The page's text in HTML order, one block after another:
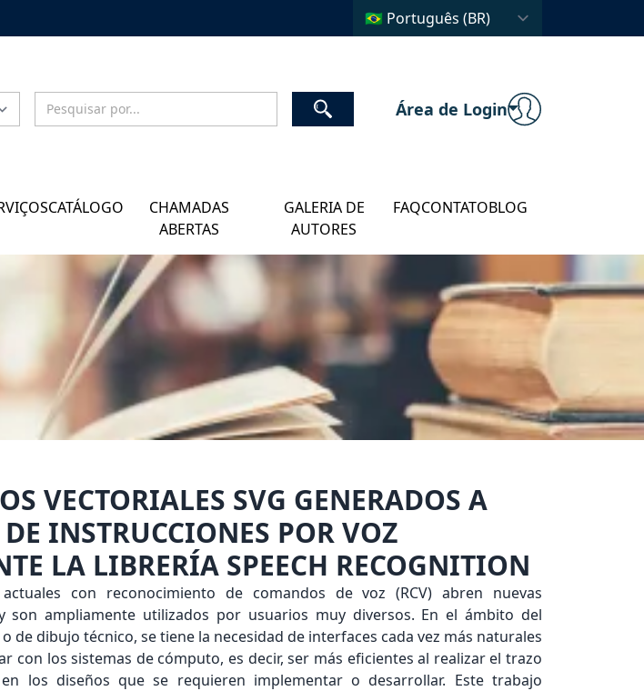
Área de Login
CATÁLOGO
CHAMADAS
ABERTAS
GALERIA DE
AUTORES
FAQCONTATOBLOG
VECTORIALES SVG GENERADOS A
INSTRUCCIONES POR VOZ
LA LIBRERÍA SPEECH RECOGNITION
con reconocimiento de comandos de voz (RCV) abren nuevas
son ampliamente utilizados por usuarios muy diversos. En el ámbito del
de dibujo técnico, se tiene la necesidad de interfaces cada vez más naturales
con los sistemas de cómputo, es decir, ser más eficientes al realizar el trazo
los diseños que se requieren implementar o desarrollar. Este trabajo